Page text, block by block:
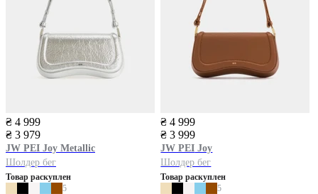
₴ 4 999
₴ 3 979
JW PEI Joy Metallic
Шолдер бег
Товар раскуплен
5
₴ 4 999
₴ 3 999
JW PEI Joy
Шолдер бег
Товар раскуплен
5